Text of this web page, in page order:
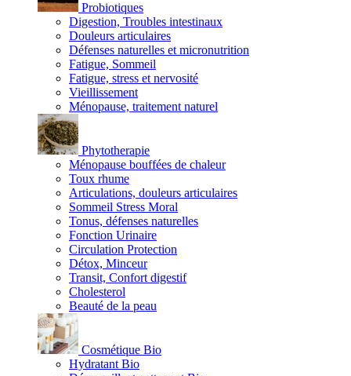
Probiotiques
Digestion, Troubles intestinaux
Douleurs articulaires
Défenses naturelles et micronutrition
Fatigue, Sommeil
Fatigue, stress et nervosité
Vieillissement
Ménopause, traitement naturel
Phytotherapie
Ménopause bouffées de chaleur
Toux rhume
Articulations, douleurs articulaires
Sommeil Stress Moral
Tonus, défenses naturelles
Fonction Urinaire
Circulation Protection
Détox, Minceur
Transit, Confort digestif
Cholesterol
Beauté de la peau
Cosmétique Bio
Hydratant Bio